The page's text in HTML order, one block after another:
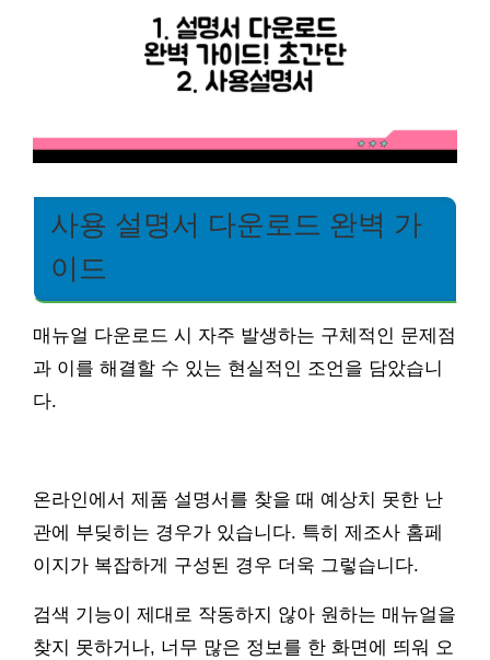
사용 설명서 다운로드 완벽 가
이드
매뉴얼 다운로드 시 자주 발생하는 구체적인 문제점
과 이를 해결할 수 있는 현실적인 조언을 담았습니
다.
온라인에서 제품 설명서를 찾을 때 예상치 못한 난
관에 부딪히는 경우가 있습니다. 특히 제조사 홈페
이지가 복잡하게 구성된 경우 더욱 그렇습니다.
검색 기능이 제대로 작동하지 않아 원하는 매뉴얼을
찾지 못하거나, 너무 많은 정보를 한 화면에 띄워 오